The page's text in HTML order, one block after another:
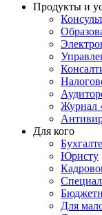
Продукты и
Журнал
Для кого
Юристу
Для